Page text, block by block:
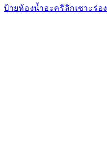
ป้ายห้องน้ำอะคริลิกเซาะร่อง